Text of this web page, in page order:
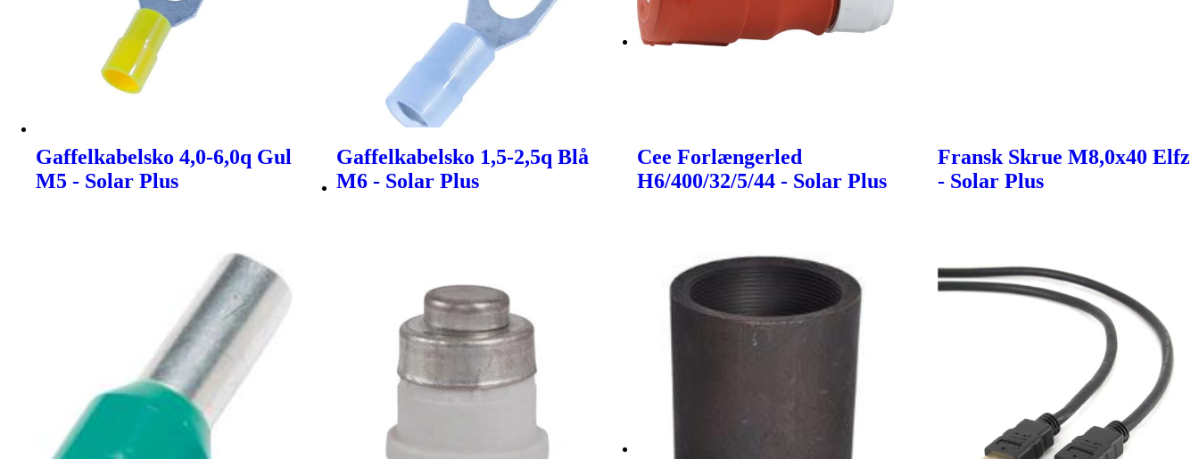
Gaffelkabelsko 4,0-6,0q Gul
M5 - Solar Plus
Gaffelkabelsko 1,5-2,5q Blå
M6 - Solar Plus
Cee Forlængerled
H6/400/32/5/44 - Solar Plus
Fransk Skrue M8,0x40 Elfz
- Solar Plus